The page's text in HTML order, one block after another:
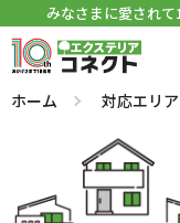
みなさまに愛されて
ホーム 対応エリア